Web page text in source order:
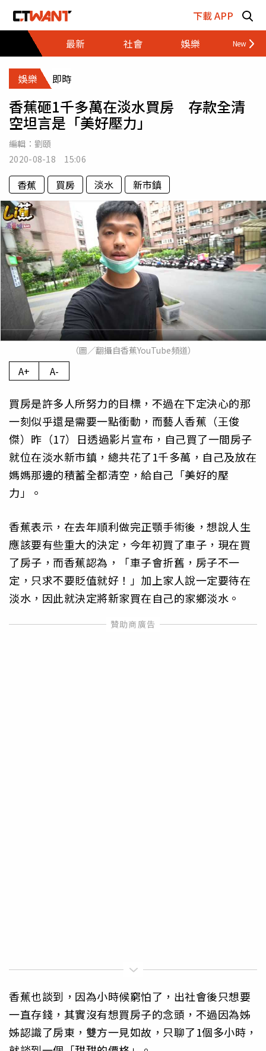
下載 APP
最新
社會 娛樂 財經
娛樂 即時
香蕉砸1千多萬在淡水買房 存款全清
空坦言是「美好壓力」
編輯： 劉頤
2020-08-18 15:06
香蕉 買房 淡水 新市鎮
（圖／翻攝自香蕉YouTube頻道）
A+ A-
買房是許多人所努力的目標，不過在下定決心的那
一刻似乎還是需要一點衝動，而藝人香蕉（王俊
傑）昨（17）日透過影片宣布，自己買了一間房子
就位在淡水新市鎮，總共花了1千多萬，自己及放在
媽媽那邊的積蓄全都清空，給自己「美好的壓
力」。
香蕉表示，在去年順利做完正顎手術後，想說人生
應該要有些重大的決定，今年初買了車子，現在買
了房子，而香蕉認為，「車子會折舊，房子不一
定，只求不要貶值就好！」加上家人說一定要待在
淡水，因此就決定將新家買在自己的家鄉淡水。
香蕉也談到，因為小時候窮怕了，出社會後只想要
一直存錢，其實沒有想買房子的念頭，不過因為姊
姊認識了房東，雙方一見如故，只聊了1個多小時，